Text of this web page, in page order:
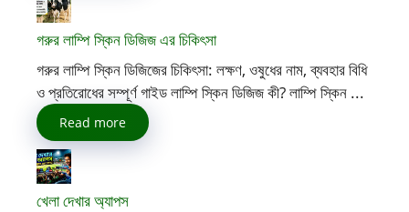
গরুর লাম্পি স্কিন ডিজিজ এর চিকিৎসা
গরুর লাম্পি স্কিন ডিজিজের চিকিৎসা: লক্ষণ, ওষুধের নাম, ব্যবহার বিধি
ও প্রতিরোধের সম্পূর্ণ গাইড লাম্পি স্কিন ডিজিজ কী? লাম্পি স্কিন ...
Read more
খেলা দেখার অ্যাপস